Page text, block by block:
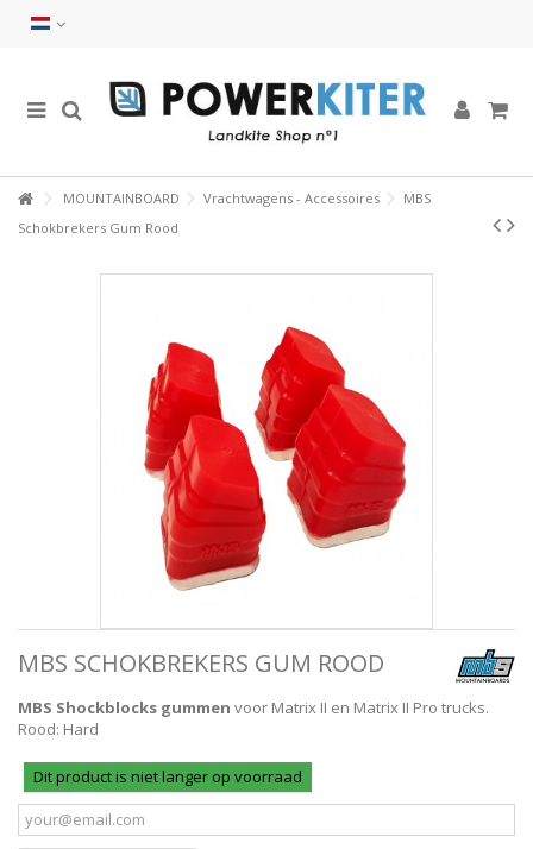
MOUNTAINBOARD Vrachtwagens - Accessoires
MBS
Schokbrekers Gum Rood
MBS SCHOKBREKERS GUM ROOD
MBS Shockblocks gummen voor Matrix II en Matrix II Pro trucks.
Rood: Hard
Dit product is niet langer op voorraad